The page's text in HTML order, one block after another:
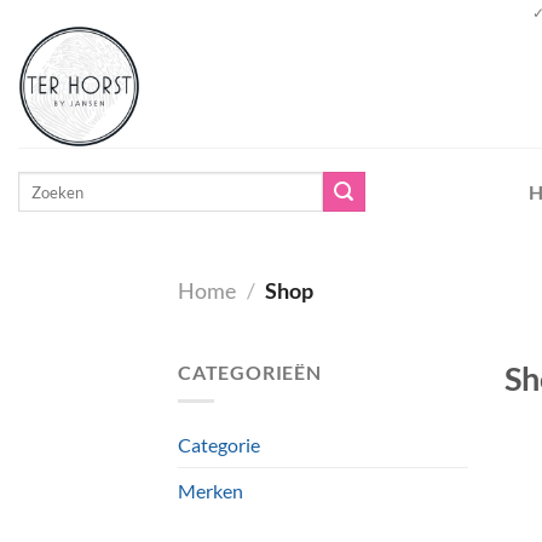
naar
inhoud
Zoeken
Home / Shop
CATEGORIEËN
Categorie
Merken